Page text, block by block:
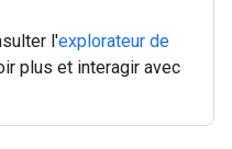
l'explorateur de
plus et interagir avec